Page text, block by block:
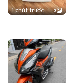
1 phút trước 3